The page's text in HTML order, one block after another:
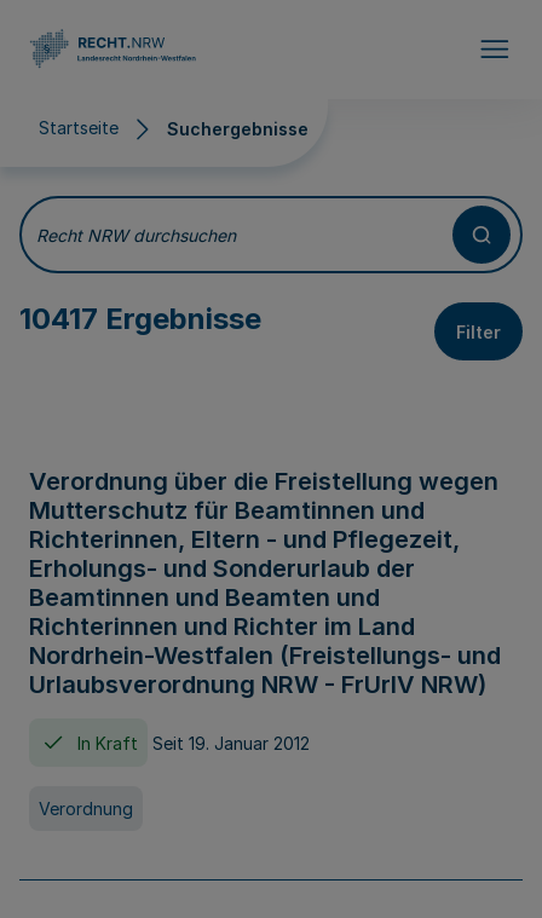
Startseite Suchergebnisse
Suchergebnisse
Recht NRW durchsuchen
10417 Ergebnisse Filter
Verordnung über die Freistellung wegen
Mutterschutz für Beamtinnen und
Richterinnen, Eltern - und Pflegezeit,
Erholungs- und Sonderurlaub der
Beamtinnen und Beamten und
Richterinnen und Richter im Land
Nordrhein-Westfalen (Freistellungs- und
Urlaubsverordnung NRW - FrUrlV NRW)
In Kraft Seit 19. Januar 2012
Verordnung